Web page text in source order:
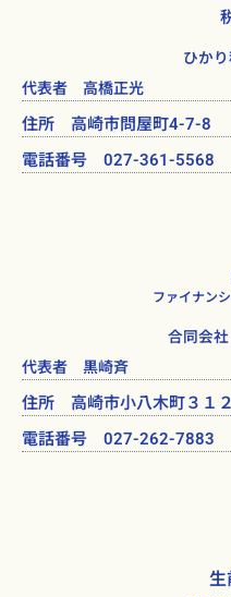
ひか
代表者 高橋正光
住所 高崎市問屋町4-7-8
電話番号 027-361-5568
ファイナン
合同会
代表者 黒崎斉
住所 高崎市小八木町３１
電話番号 027-262-7883
生